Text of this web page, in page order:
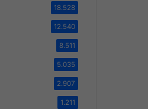
18.528
12.540
8.511
5.035
2.907
1.211